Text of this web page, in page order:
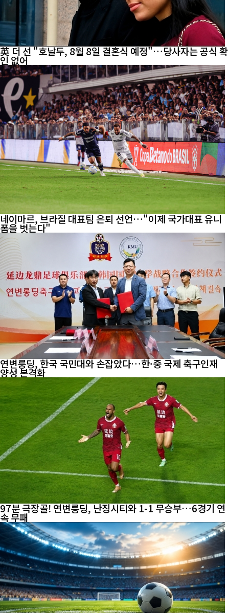
英 더 선 "호날두, 8월 8일 결혼식 예정"…당사자는 공식 확
인 없어
네이마르, 브라질 대표팀 은퇴 선언…"이제 국가대표 유니
폼을 벗는다"
연변룽딩, 한국 국민대와 손잡았다…한·중 국제 축구인재
양성 본격화
97분 극장골! 연변룽딩, 난징시티와 1-1 무승부…6경기 연
속 무패